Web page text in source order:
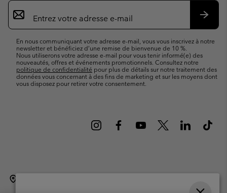
Inscription
par
e-
En nous communiquant votre adresse e-mail, vous vous inscrivez à notre
newsletter et bénéficiez d’une remise de bienvenue de 10 %.
Nous utiliserons votre adresse e-mail pour vous tenir informé(e) des
nouveautés, offres et événements promotionnels. Consultez notre
politique de confidentialité pour plus de détails sur notre traitement des
données vous concernant à des fins de marketing et sur les moyens dont
vous disposez pour retirer votre consentement.